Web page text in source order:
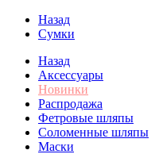
Назад
Сумки
Назад
Аксессуары
Новинки
Распродажа
Фетровые шляпы
Соломенные шляпы
Маски